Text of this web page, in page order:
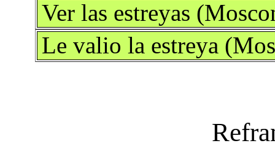
Ver las estreyas
Le valio la estreya